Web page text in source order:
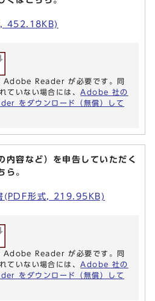
, 452.18KB)
Adobe Reader が必要です。同
ていない場合には、 Adobe 社の
をダウンロード（無償）して
内容など）を申告していただく
ら。
(PDF形式, 219.95KB)
Adobe Reader が必要です。同
ていない場合には、 Adobe 社の
をダウンロード（無償）して